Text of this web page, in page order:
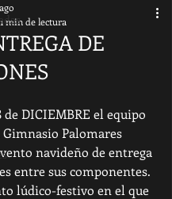
DE
1 min de lectura
de DICIEMBRE el equipo
Gimnasio Palomares
navideño de entrega
entre sus componentes.
lúdico-festivo en el que